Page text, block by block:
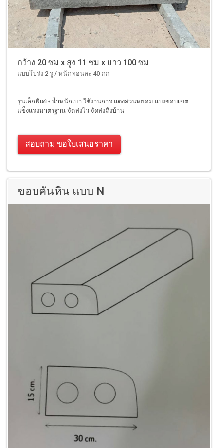
กว้าง 20 ซม x สูง 11 ซม x ยาว 100 ซม
แบบโปร่ง 2 รู / หนักท่อนละ 40 กก
รุ่นเล็กพิเศษ น้ำหนักเบา ใช้งานการ แต่งสวนหย่อม แบ่งขอบเขต
แข็งแรงมาตรฐาน จัดส่งไว จัดส่งถึงบ้าน
สอบถาม ขอใบเสนอราคา
ขอบคันหิน แบบ N